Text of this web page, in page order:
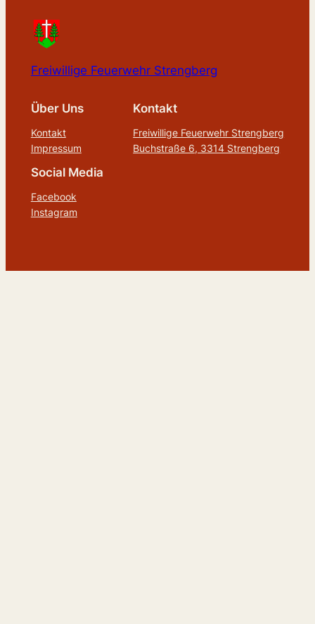
Freiwillige Feuerwehr Strengberg
Über Uns
Kontakt
Impressum
Kontakt
Freiwillige Feuerwehr Strengberg
Buchstraße 6, 3314 Strengberg
Social Media
Facebook
Instagram